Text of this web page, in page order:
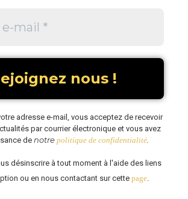
adresse e-mail, vous acceptez de recevoir
par courrier électronique et vous avez
de notre politique de confidentialité.
désinscrire à tout moment à l'aide des liens
ou en nous contactant sur cette page.